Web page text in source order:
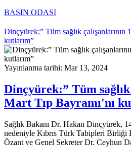
BASIN ODASI
Dinçyürek:” Tüm sağlık çalışanlarının
kutlarım”
Yayınlanma tarihi: Mar 13, 2024
Dinçyürek:” Tüm sağlık
Mart Tıp Bayramı'nı
Sağlık Bakanı Dr. Hakan Dinçyürek,
nedeniyle Kıbrıs Türk Tabipleri Birliği
Özant ve Genel Sekreter Dr. Ceyhun